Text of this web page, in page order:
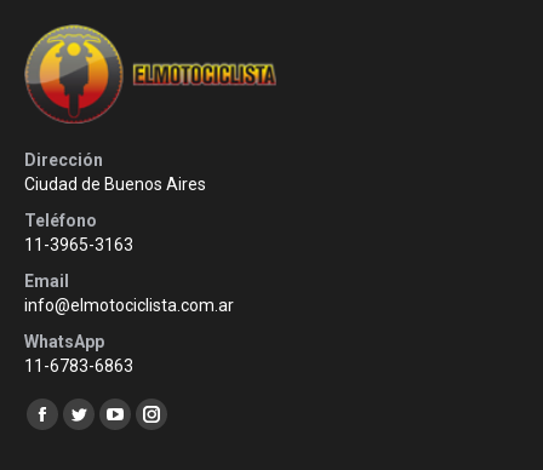
Dirección
Ciudad de Buenos Aires
Teléfono
11-3965-3163
Email
info@elmotociclista.com.ar
WhatsApp
11-6783-6863
Encuéntranos en:
Facebook
TwitterYouTubeInstagram